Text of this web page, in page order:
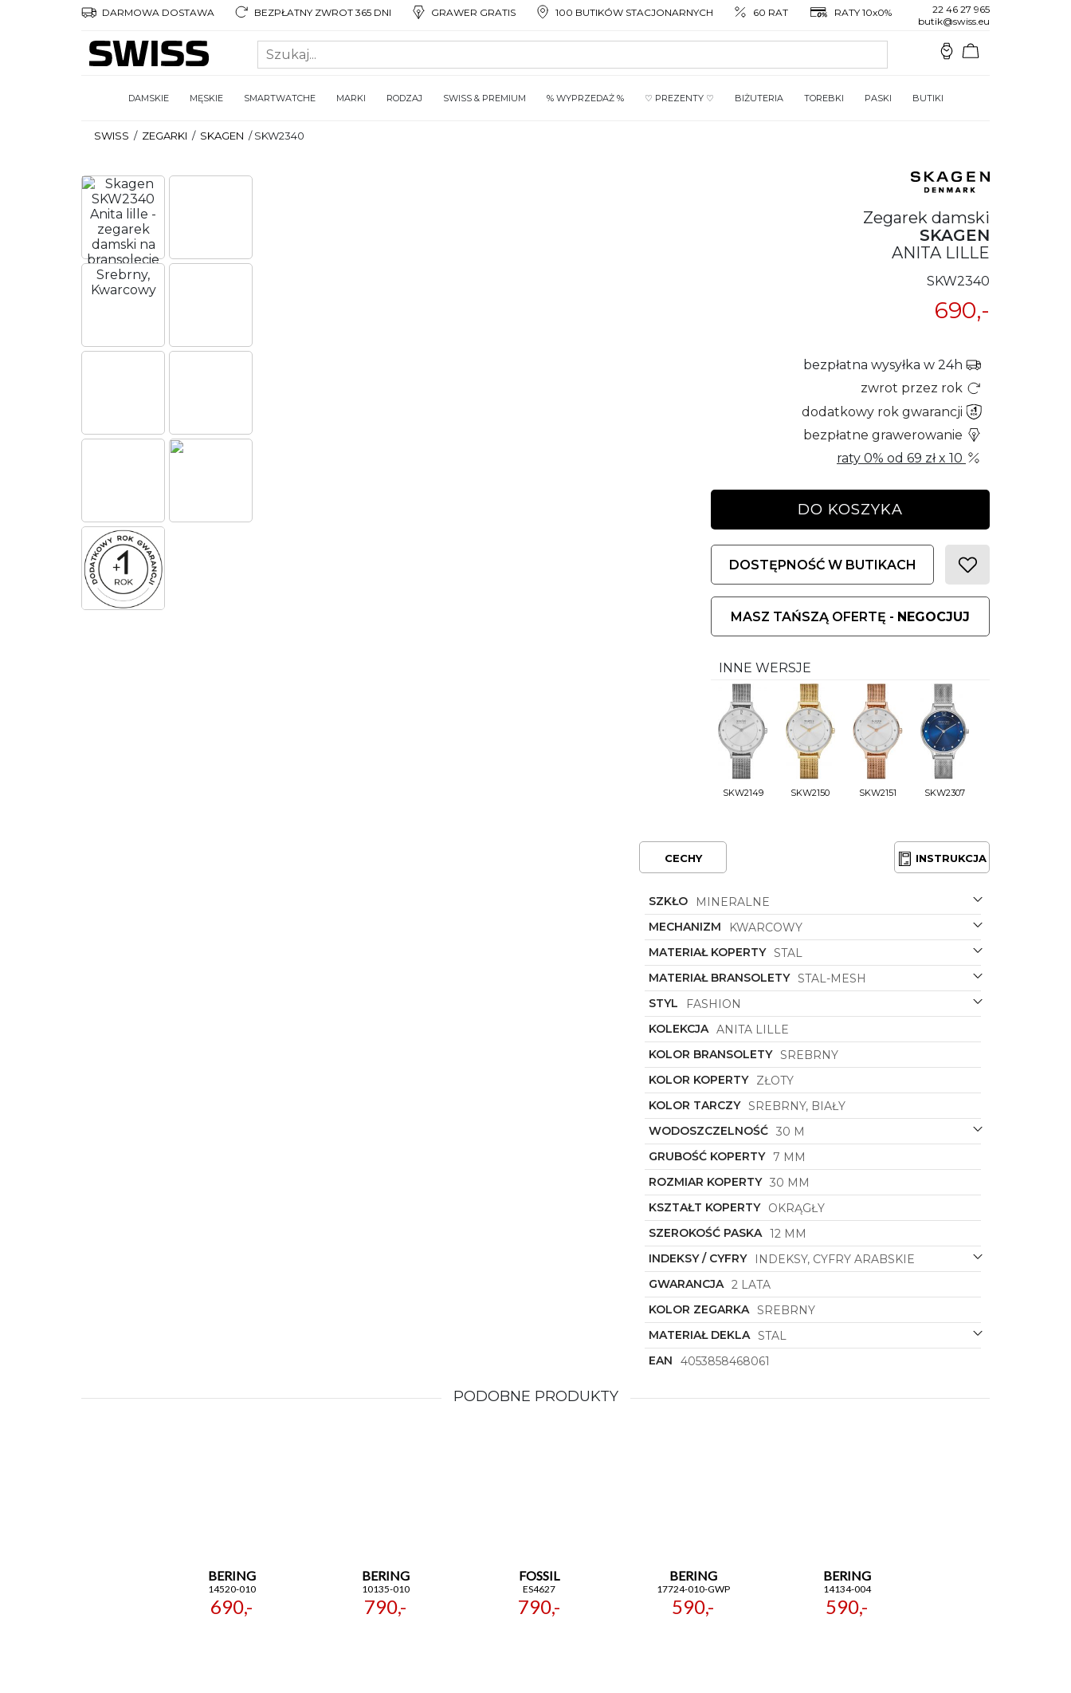
DARMOWA DOSTAWA BEZPŁATNY ZWROT 365 DNI GRAWER GRATIS 100 BUTIKÓW STACJONARNYCH 60 RAT RATY 10x0%
22 46 27 965
butik@swiss.eu
DAMSKIE MĘSKIE SMARTWATCHE MARKI RODZAJ SWISS & PREMIUM % WYPRZEDAŻ % ♡ PREZENTY ♡ BIŻUTERIA TOREBKI PASKI BUTIKI
SWISS / ZEGARKI / SKAGEN /SKW2340
Zegarek damski
SKAGEN
ANITA LILLE
SKW2340
690,-
bezpłatna wysyłka w 24h
zwrot przez rok
dodatkowy rok gwarancji
bezpłatne grawerowanie
raty 0% od 69 złx 10
DO KOSZYKA
DOSTĘPNOŚĆ W BUTIKACH
MASZ TAŃSZĄ OFERTĘ - NEGOCJUJ
INNE WERSJE
SKW2149 SKW2150 SKW2151 SKW2307
CECHY INSTRUKCJA
SZKŁO
MINERALNE
MECHANIZM
KWARCOWY
MATERIAŁ KOPERTY STAL
MATERIAŁ BRANSOLETY STAL-MESH
STYL
FASHION
KOLEKCJA ANITA LILLE
KOLOR BRANSOLETY SREBRNY
KOLOR KOPERTY
ZŁOTY
KOLOR TARCZY SREBRNY, BIAŁY
WODOSZCZELNOŚĆ 30 M
GRUBOŚĆ KOPERTY
7 MM
ROZMIAR KOPERTY 30 MM
KSZTAŁT KOPERTY
OKRĄGŁY
SZEROKOŚĆ PASKA 12 MM
INDEKSY / CYFRY
INDEKSY, CYFRY ARABSKIE
GWARANCJA 2 LATA
KOLOR ZEGARKA SREBRNY
MATERIAŁ DEKLA STAL
EAN
4053858468061
PODOBNE PRODUKTY
BERING
14520-010
690,-
BERING
10135-010
790,-
FOSSIL
ES4627
790,-
BERING
17724-010-GWP
590,-
BERING
14134-004
590,-